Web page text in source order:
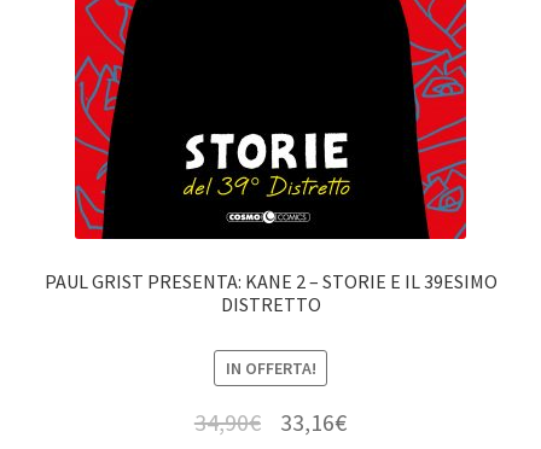
PAUL GRIST PRESENTA: KANE 2 – STORIE E IL 39ESIMO
DISTRETTO
IN OFFERTA!
34,90€ 33,16€